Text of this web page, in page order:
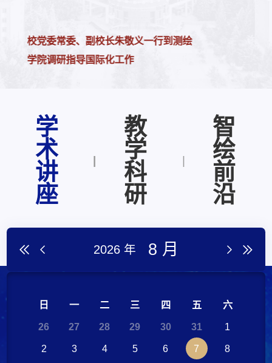
校党委常委、副校长朱敬义一行到测绘
学院调研指导国际化工作
学
术
讲
座
教
学
科
研
智
绘
前
沿
  2026 年 8 月  
日 一 二 三 四 五
六
26
27 28 29 30 31
1
2
3 4 5 6 7
8